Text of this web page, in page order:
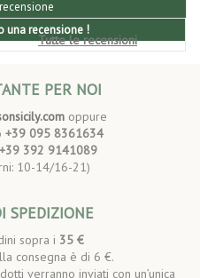
Tutte le recensioni
una recensione !
PER NOI
oppure
+39 095 8361634
+39 392 9141089
10-14/16-21)
SPEDIZIONE
sopra i 35 €
consegna è di 6 €.
verranno inviati con un’unica